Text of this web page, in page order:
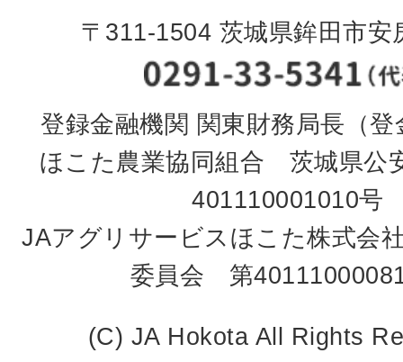
〒311-1504 茨城県鉾田市安
登録金融機関 関東財務局長（登
ほこた農業協同組合 茨城県
401110001010号
JAアグリサービスほこた株式会
委員会 第
(C) JA Hokota All Rights